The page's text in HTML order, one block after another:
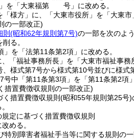
「大東福第 号」に改める。
様方」に、「大東市役所」を「大東
の一部改正)
(昭和62年規則第7号)の一部を次のよ
る。
を「法第11条第2項」に改める。
「福祉事務所長」を「大東市福祉事務
、様式第7号から様式第10号並びに
中「第11条第3項」を「第11条第2項
措置費徴収規則の一部改正)
措置費徴収規則 (昭和55年規則第25号)
定に基づく措置費徴収規則
める。
特別障害者福祉手当等に関する規則の